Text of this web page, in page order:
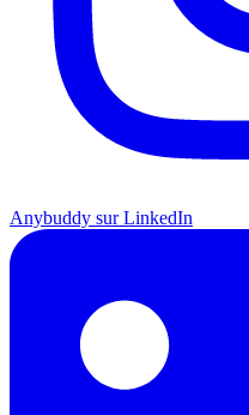
Anybuddy sur LinkedIn